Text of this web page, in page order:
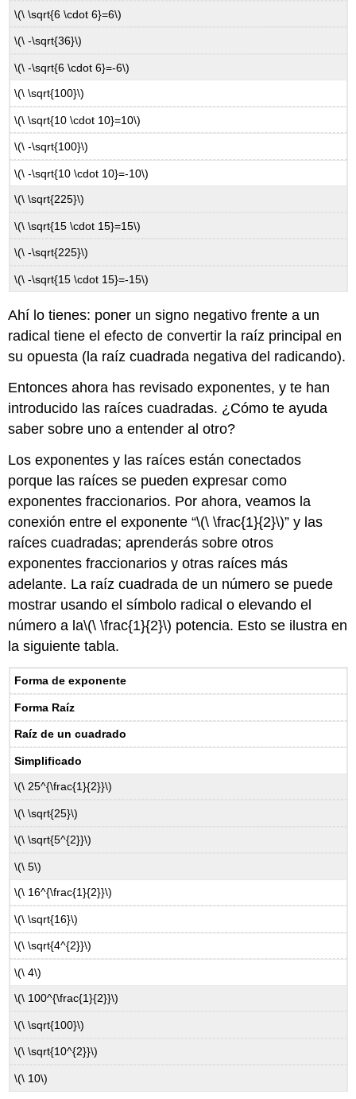
\(\ \sqrt{6 \cdot 6}=6\)
\(\ -\sqrt{36}\)
\(\ -\sqrt{6 \cdot 6}=-6\)
\(\ \sqrt{100}\)
\(\ \sqrt{10 \cdot 10}=10\)
\(\ -\sqrt{100}\)
\(\ -\sqrt{10 \cdot 10}=-10\)
\(\ \sqrt{225}\)
\(\ \sqrt{15 \cdot 15}=15\)
\(\ -\sqrt{225}\)
\(\ -\sqrt{15 \cdot 15}=-15\)
Ahí lo tienes: poner un signo negativo frente a un
radical tiene el efecto de convertir la raíz principal en
su opuesta (la raíz cuadrada negativa del radicando).
Entonces ahora has revisado exponentes, y te han
introducido las raíces cuadradas. ¿Cómo te ayuda
saber sobre uno a entender al otro?
Los exponentes y las raíces están conectados
porque las raíces se pueden expresar como
exponentes fraccionarios. Por ahora, veamos la
conexión entre el exponente “\(\ \frac{1}{2}\)” y las
raíces cuadradas; aprenderás sobre otros
exponentes fraccionarios y otras raíces más
adelante. La raíz cuadrada de un número se puede
mostrar usando el símbolo radical o elevando el
número a la\(\ \frac{1}{2}\) potencia. Esto se ilustra en
la siguiente tabla.
Forma de exponente
Forma Raíz
Raíz de un cuadrado
Simplificado
\(\ 25^{\frac{1}{2}}\)
\(\ \sqrt{25}\)
\(\ \sqrt{5^{2}}\)
\(\ 5\)
\(\ 16^{\frac{1}{2}}\)
\(\ \sqrt{16}\)
\(\ \sqrt{4^{2}}\)
\(\ 4\)
\(\ 100^{\frac{1}{2}}\)
\(\ \sqrt{100}\)
\(\ \sqrt{10^{2}}\)
\(\ 10\)